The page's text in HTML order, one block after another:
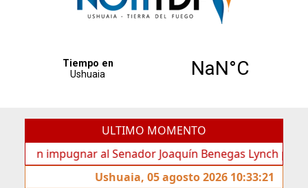
ULTIMO MOMENTO
al Senador Joaquín Benegas Lynch por
Ushuaia, 05 agosto 2026 10:33:21